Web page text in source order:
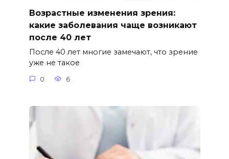
Возрастные изменения зрения:
какие заболевания чаще возникают
после 40 лет
После 40 лет многие замечают, что зрение
уже не такое
0 6